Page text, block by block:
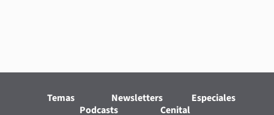
Temas Newsletters
Especiales
Podcasts
Cenital